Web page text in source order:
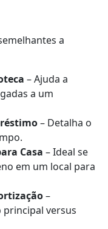
a
– Ajuda a
a um
– Detalha o
Casa – Ideal se
em um local para
–
principal versus